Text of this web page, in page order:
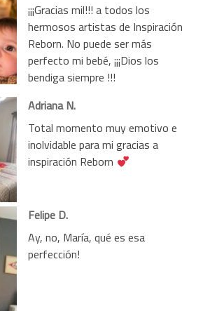
¡¡¡Gracias mil!!! a todos los
hermosos artistas de Inspiración
Reborn. No puede ser más
perfecto mi bebé, ¡¡¡Dios los
bendiga siempre !!!
Adriana N.
Total momento muy emotivo e
inolvidable para mi gracias a
inspiración Reborn
Felipe D.
Ay, no, María, qué es esa
perfección!